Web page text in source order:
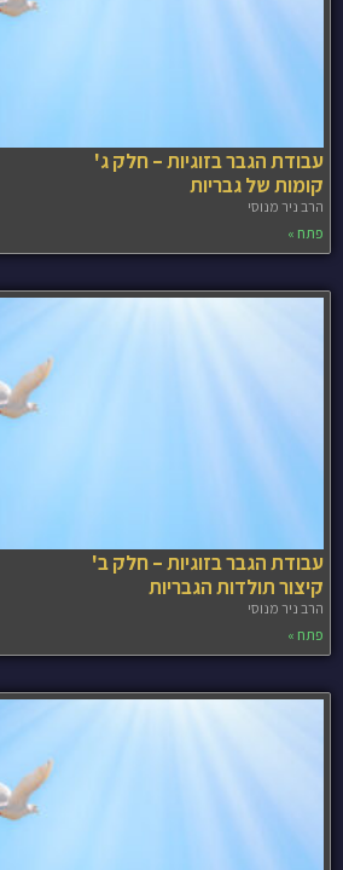
עבודת הגבר בזוגיות – חלק ג'
קומות של גבריות
הרב ניר מנוסי
פתח »
עבודת הגבר בזוגיות – חלק ב'
קיצור תולדות הגבריות
הרב ניר מנוסי
פתח »